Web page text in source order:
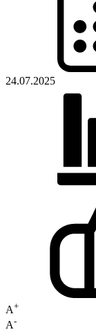
24.07.2025
A+
A-